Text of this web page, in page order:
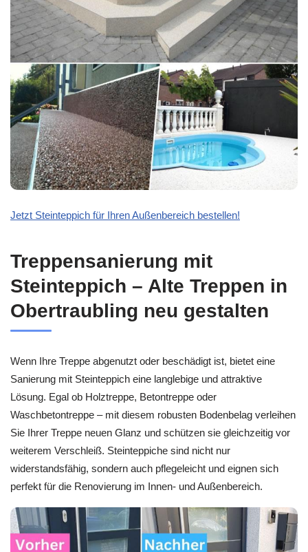
Jetzt Steinteppich für Ihren Außenbereich bestellen!
Treppensanierung mit
Steinteppich – Alte Treppen in
Obertraubling neu gestalten
Wenn Ihre Treppe abgenutzt oder beschädigt ist, bietet eine
Sanierung mit Steinteppich eine langlebige und attraktive
Lösung. Egal ob Holztreppe, Betontreppe oder
Waschbetontreppe – mit diesem robusten Bodenbelag verleihen
Sie Ihrer Treppe neuen Glanz und schützen sie gleichzeitig vor
weiterem Verschleiß. Steinteppiche sind nicht nur
widerstandsfähig, sondern auch pflegeleicht und eignen sich
perfekt für die Renovierung im Innen- und Außenbereich.